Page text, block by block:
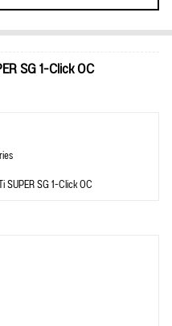
SG 1-Click OC
SUPER SG 1-Click OC